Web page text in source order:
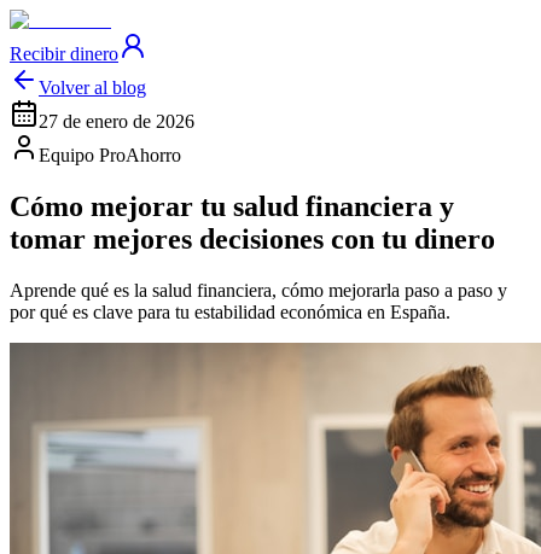
Recibir dinero
Volver al blog
27 de enero de 2026
Equipo ProAhorro
Cómo mejorar tu salud financiera y
tomar mejores decisiones con tu dinero
Aprende qué es la salud financiera, cómo mejorarla paso a paso y
por qué es clave para tu estabilidad económica en España.